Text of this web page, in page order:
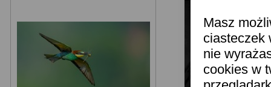
Masz
ciasteczek
nie
cookies w